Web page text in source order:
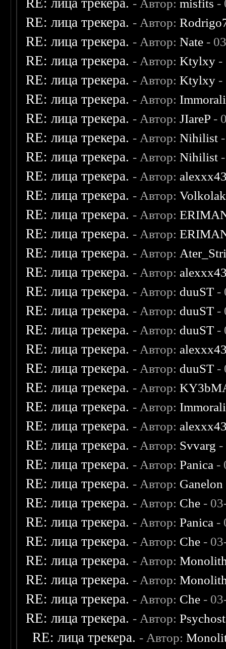
RE: лица трекера. - Автор:misfits -
RE: лица трекера. - Автор:
RE: лица трекера. - Автор:Nate -
RE: лица трекера. - Автор:Ktylxy -
RE: лица трекера. - Автор:Ktylxy -
RE: лица трекера. - Автор:
RE: лица трекера. - Автор:JIareP -
RE: лица трекера. - Автор:Nihilist
RE: лица трекера. - Автор:Nihilist
RE: лица трекера. - Автор:
RE: лица трекера. - Автор:Volkolak
RE: лица трекера. - Автор:
RE: лица трекера. - Автор:
RE: лица трекера. - Автор:
RE: лица трекера. - Автор:
RE: лица трекера. - Автор: duuST -
RE: лица трекера. - Автор: duuST -
RE: лица трекера. - Автор: duuST -
RE: лица трекера. - Автор:
RE: лица трекера. - Автор: duuST -
RE: лица трекера. - Автор:
RE: лица трекера. - Автор:
RE: лица трекера. - Автор:
RE: лица трекера. - Автор: Svvarg -
RE: лица трекера. - Автор:Panica -
RE: лица трекера. - Автор: Ganelon
RE: лица трекера. - Автор: Che -
RE: лица трекера. - Автор:Panica -
RE: лица трекера. - Автор: Che -
RE: лица трекера. - Автор:
RE: лица трекера. - Автор:
RE: лица трекера. - Автор: Che -
RE: лица трекера. - Автор:
RE: лица трекера. - Автор: